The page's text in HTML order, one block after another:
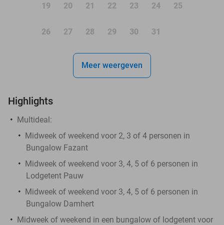
19 20 21 22 23 24 25
26 27 28 29 30 31
Meer weergeven
Highlights
Multideal:
Midweek of weekend voor 2, 3 of 4 personen in
Bungalow Fazant
Midweek of weekend voor 3, 4, 5 of 6 personen in
Lodgetent Pauw
Midweek of weekend voor 3, 4, 5 of 6 personen in
Bungalow Damhert
Midweek of weekend in een bungalow of lodgetent voor